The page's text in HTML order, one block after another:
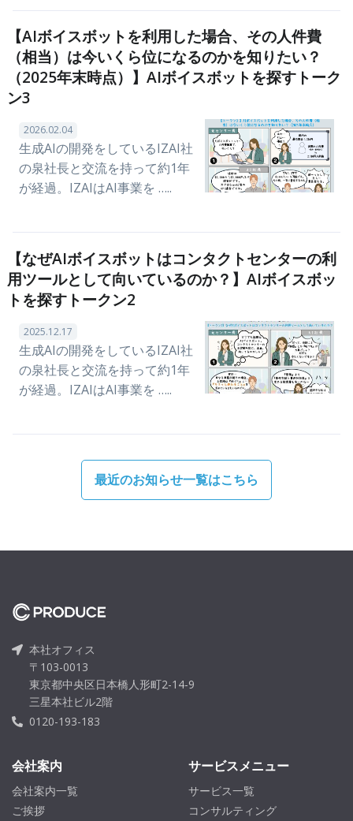
【AIボイスボットを利用した場合、その人件費
（相当）は今いくら位になるのかを知りたい？
（2025年末時点）】AIボイスボットを探すトーク
ン3
2026.02.04
生成AIの開発をしているIZAI社
の泉社長と交流を持って約1年
が経過。IZAIはAI事業を …..
【なぜAIボイスボットはコンタクトセンターの利
用ツールとして向いているのか？】AIボイスボッ
トを探すトークン2
2025.12.17
生成AIの開発をしているIZAI社
の泉社長と交流を持って約1年
が経過。IZAIはAI事業を …..
最近のお知らせ一覧はこちら
本社オフィス
〒103-0013
東京都中央区日本橋人形町2-14-9
三星本社ビル2階
0120-193-183
会社案内
会社案内一覧
ご挨拶
サービスメニュー
サービス一覧
コンサルティング